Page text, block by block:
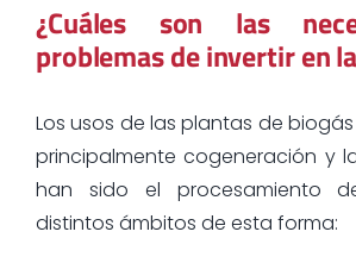
¿Cuáles son las
problemas de invertir en
Los usos de las plantas de
principalmente cogeneración y
han sido el procesamiento
distintos ámbitos de esta forma: